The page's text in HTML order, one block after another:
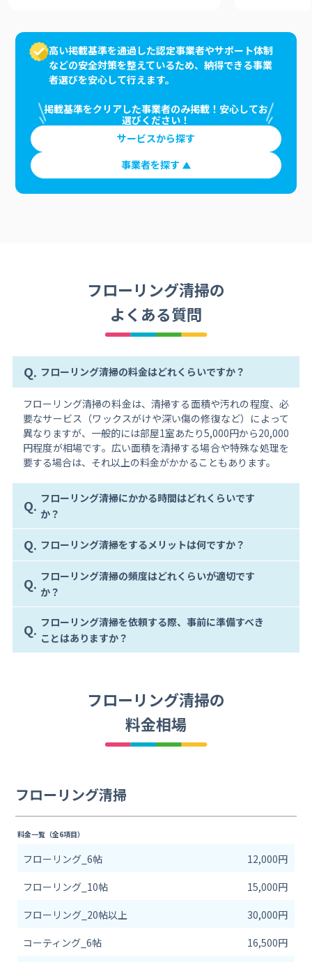
高い掲載基準を通過した認定事業者やサポート体制
などの安全対策を整えているため、納得できる事業
者選びを安心して行えます。
掲載基準をクリアした事業者のみ掲載！安心してお
選びください！
サービスから探す
事業者を探す
フローリング清掃の
よくある質問
Q. フローリング清掃の料金はどれくらいですか？
フローリング清掃の料金は、清掃する面積や汚れの程度、必
要なサービス（ワックスがけや深い傷の修復など）によって
異なりますが、一般的には部屋1室あたり5,000円から20,000
円程度が相場です。広い面積を清掃する場合や特殊な処理を
要する場合は、それ以上の料金がかかることもあります。
Q. フローリング清掃にかかる時間はどれくらいです
か？
Q. フローリング清掃をするメリットは何ですか？
Q. フローリング清掃の頻度はどれくらいが適切です
か？
Q. フローリング清掃を依頼する際、事前に準備すべき
ことはありますか？
フローリング清掃の
料金相場
フローリング清掃
料金一覧（全6項目）
フローリング_6帖
12,000円
フローリング_10帖
15,000円
フローリング_20帖以上
30,000円
コーティング_6帖
16,500円